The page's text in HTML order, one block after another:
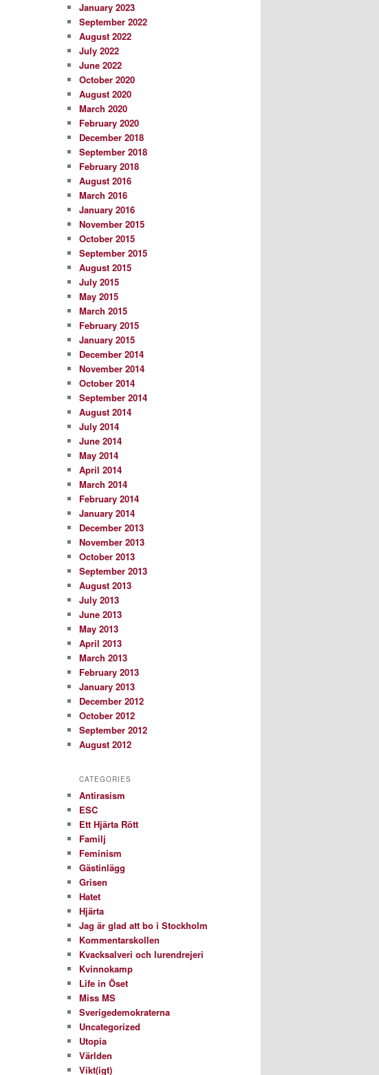
January 2023
September 2022
August 2022
July 2022
June 2022
October 2020
August 2020
March 2020
February 2020
December 2018
September 2018
February 2018
August 2016
March 2016
January 2016
November 2015
October 2015
September 2015
August 2015
July 2015
May 2015
March 2015
February 2015
January 2015
December 2014
November 2014
October 2014
September 2014
August 2014
July 2014
June 2014
May 2014
April 2014
March 2014
February 2014
January 2014
December 2013
November 2013
October 2013
September 2013
August 2013
July 2013
June 2013
May 2013
April 2013
March 2013
February 2013
January 2013
December 2012
October 2012
September 2012
August 2012
CATEGORIES
Antirasism
ESC
Ett Hjärta Rött
Familj
Feminism
Gästinlägg
Grisen
Hatet
Hjärta
Jag är glad att bo i Stockholm
Kommentarskollen
Kvacksalveri och lurendrejeri
Kvinnokamp
Life in Öset
Miss MS
Sverigedemokraterna
Uncategorized
Utopia
Världen
Vikt(igt)